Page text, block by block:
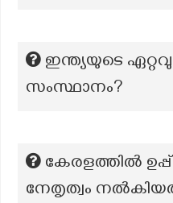
ഇന്ത്യയുടെ
സംസ്ഥാനം?
കേരളത്തിൽ
നേതൃത്വം